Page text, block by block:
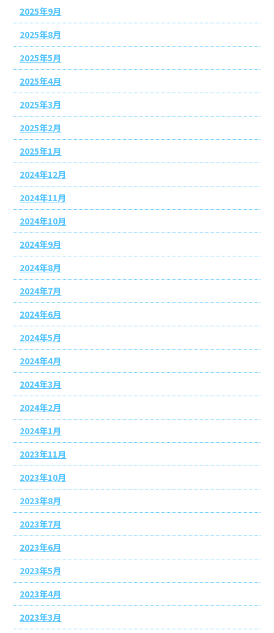
2025年9月
2025年8月
2025年5月
2025年4月
2025年3月
2025年2月
2025年1月
2024年12月
2024年11月
2024年10月
2024年9月
2024年8月
2024年7月
2024年6月
2024年5月
2024年4月
2024年3月
2024年2月
2024年1月
2023年11月
2023年10月
2023年8月
2023年7月
2023年6月
2023年5月
2023年4月
2023年3月